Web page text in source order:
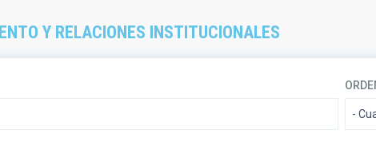
Y RELACIONES INSTITUCIONALES